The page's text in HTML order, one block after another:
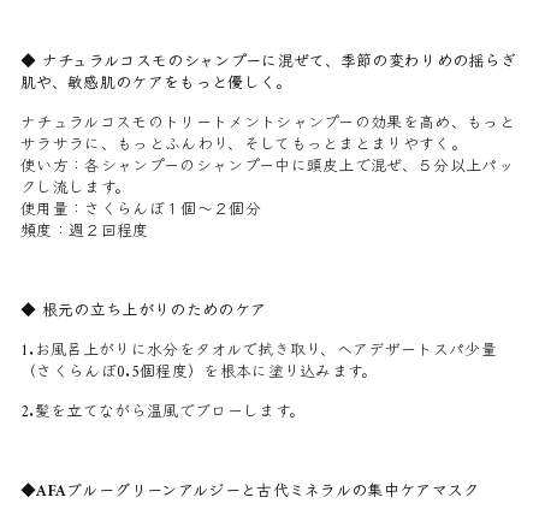
◆ ナチュラルコスモのシャンプーに混ぜて、季節の変わりめの揺らぎ
肌や、敏感肌のケアをもっと優しく。
ナチュラルコスモのトリートメントシャンプーの効果を高め、もっと
サラサラに、もっとふんわり、そしてもっとまとまりやすく。
使い方：各シャンプーのシャンプー中に頭皮上で混ぜ、５分以上パッ
クし流します。
使用量：さくらんぼ１個〜２個分
頻度：週２回程度
◆ 根元の立ち上がりのためのケア
1.お風呂上がりに水分をタオルで拭き取り、ヘアデザートスパ少量
（さくらんぼ0.5個程度）を根本に塗り込みます。
2.髪を立てながら温風でブローします。
◆AFAブルーグリーンアルジーと古代ミネラルの集中ケアマスク